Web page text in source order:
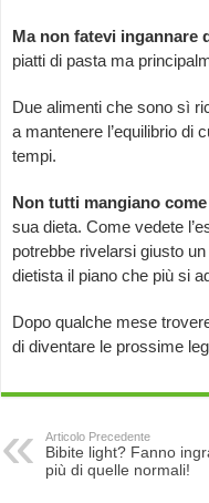
Ma non fatevi ingannare
piatti di pasta ma
Due alimenti che sono sì
a mantenere l’equilibrio di
tempi.
Non tutti mangiano
sua dieta. Come vedete
potrebbe rivelarsi giusto
dietista il piano che più si
Dopo qualche mese
di diventare le prossime
Articolo Precedente
Bibite light? Fanno
più di quelle normali!